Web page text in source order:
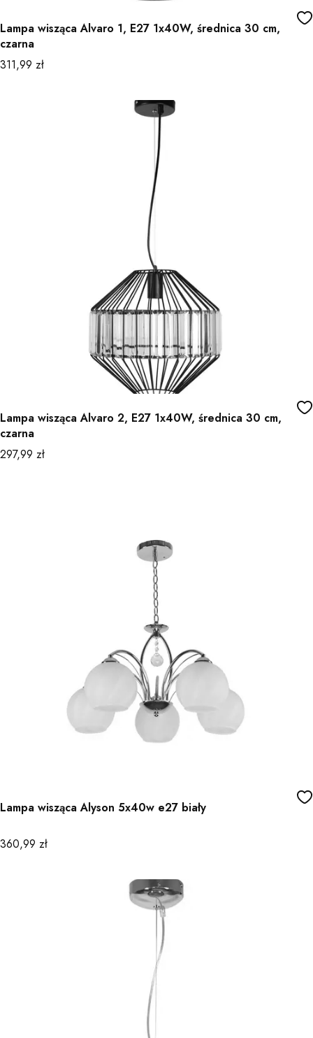
Lampa wisząca Alvaro 1, E27 1x40W, średnica 30 cm,
czarna
Cena
311,99 zł
Lampa wisząca Alvaro 2, E27 1x40W, średnica 30 cm,
czarna
Cena
297,99 zł
Lampa wisząca Alyson 5x40w e27 biały
Cena
360,99 zł